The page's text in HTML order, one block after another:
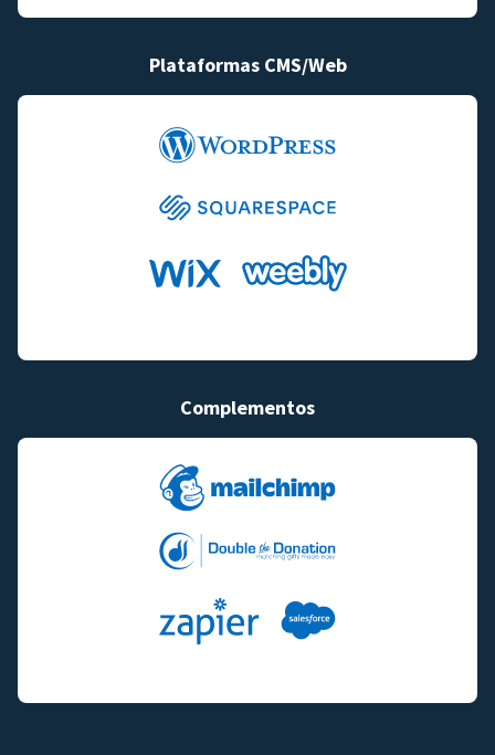
Plataformas CMS/Web
Complementos